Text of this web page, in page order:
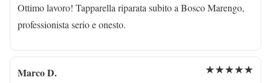
Ottimo lavoro! Tapparella riparata subito a Bosco Marengo,
professionista serio e onesto.
Marco D. ★★★★★